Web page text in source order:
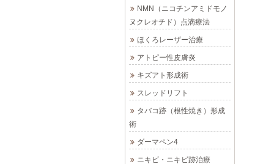
NMN（ニコチンアミドモノ
ヌクレオチド）点滴療法
ほくろレーザー治療
アトピー性皮膚炎
キズアト形成術
スレッドリフト
タバコ跡（根性焼き）形成
術
ダーマペン4
ニキビ・ニキビ跡治療